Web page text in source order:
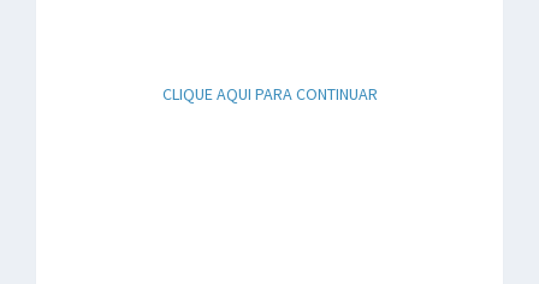
CLIQUE AQUI PARA CONTINUAR